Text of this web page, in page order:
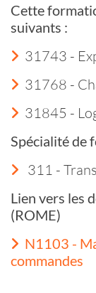
Cette
suivants :
31743 -
31768 -
31845 -
Spécialité de
311 -
Lien vers les
(ROME)
N1103 -
commandes